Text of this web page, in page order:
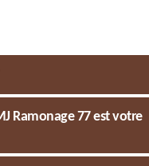
Ramonage 77 est votre